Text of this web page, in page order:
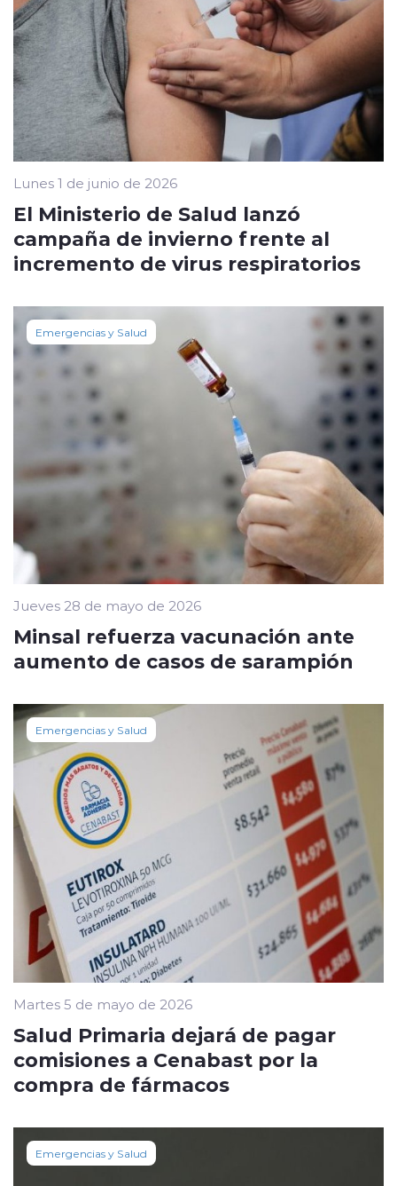
Lunes 1 de junio de 2026
El Ministerio de Salud lanzó
campaña de invierno frente al
incremento de virus respiratorios
Emergencias y Salud
Jueves 28 de mayo de 2026
Minsal refuerza vacunación ante
aumento de casos de sarampión
Emergencias y Salud
Martes 5 de mayo de 2026
Salud Primaria dejará de pagar
comisiones a Cenabast por la
compra de fármacos
Emergencias y Salud